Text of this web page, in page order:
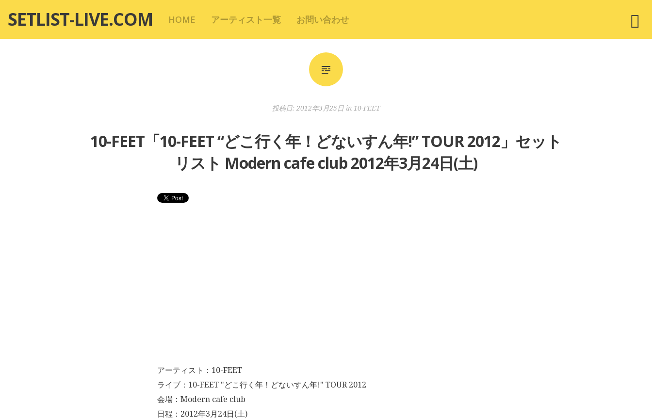
テ
SETLIST-LIVE.COM HOME アーティスト一覧 お問い合わせ
投稿日: 2012年3月25日in 10-FEET
10-FEET「10-FEET “どこ行く年！どないすん年!” TOUR 2012」セット
リスト Modern cafe club 2012年3月24日(土)
アーティスト：10-FEET
ライブ：10-FEET "どこ行く年！どないすん年!" TOUR 2012
会場：Modern cafe club
日程：2012年3月24日(土)